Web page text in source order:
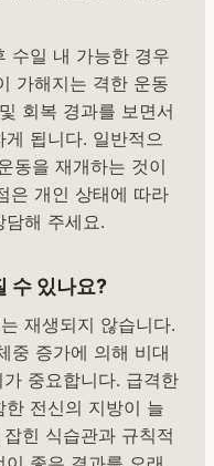
수일 내 가능한 경우
가해지는 격한 운동
회복 경과를 보면서
됩니다. 일반적으
동을 재개하는 것이
은 개인 상태에 따라
해 주세요.
수 있나요?
재생되지 않습니다.
중 증가에 의해 비대
중요합니다. 급격한
전신의 지방이 늘
힌 식습관과 규칙적